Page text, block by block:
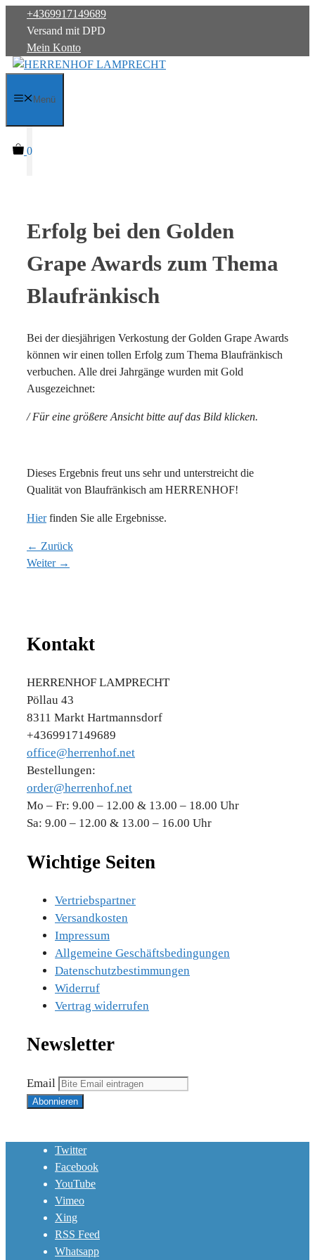
Inhalt
springen
+4369917149689
Versand mit DPD
Mein Konto
Menü
0
Erfolg bei den Golden
Grape Awards zum Thema
Blaufränkisch
Bei der diesjährigen Verkostung der Golden Grape Awards
können wir einen tollen Erfolg zum Thema Blaufränkisch
verbuchen. Alle drei Jahrgänge wurden mit Gold
Ausgezeichnet:
/ Für eine größere Ansicht bitte auf das Bild klicken.
Dieses Ergebnis freut uns sehr und unterstreicht die
Qualität von Blaufränkisch am HERRENHOF!
Hierfinden Sie alle Ergebnisse.
← Zurück
Weiter →
Kontakt
HERRENHOF LAMPRECHT
Pöllau 43
8311 Markt Hartmannsdorf
+4369917149689
office@herrenhof.net
Bestellungen:
order@herrenhof.net
Mo – Fr: 9.00 – 12.00 & 13.00 – 18.00 Uhr
Sa: 9.00 – 12.00 & 13.00 – 16.00 Uhr
Wichtige Seiten
Vertriebspartner
Versandkosten
Impressum
Allgemeine Geschäftsbedingungen
Datenschutzbestimmungen
Widerruf
Vertrag widerrufen
Newsletter
Email
Twitter
Facebook
YouTube
Vimeo
Xing
RSS Feed
Whatsapp